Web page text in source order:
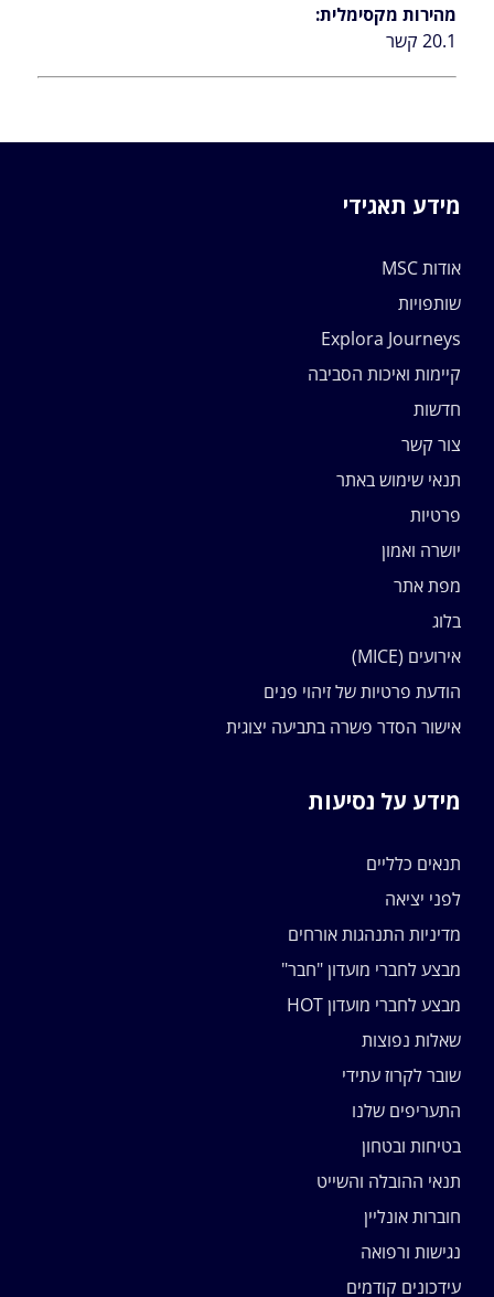
מהירות מקסימלית:
20.1 קשר
מידע תאגידי
אודות MSC
שותפויות
Explora Journeys
קיימות ואיכות הסביבה
חדשות
צור קשר
תנאי שימוש באתר
פרטיות
יושרה ואמון
מפת אתר
בלוג
אירועים (MICE)
הודעת פרטיות של זיהוי פנים
אישור הסדר פשרה בתביעה יצוגית
מידע על נסיעות
תנאים כלליים
לפני יציאה
מדיניות התנהגות אורחים
מבצע לחברי מועדון "חבר"
מבצע לחברי מועדון HOT
שאלות נפוצות
שובר לקרוז עתידי
התעריפים שלנו
בטיחות ובטחון
תנאי ההובלה והשייט
חוברות אונליין
נגישות ורפואה
עידכונים קודמים